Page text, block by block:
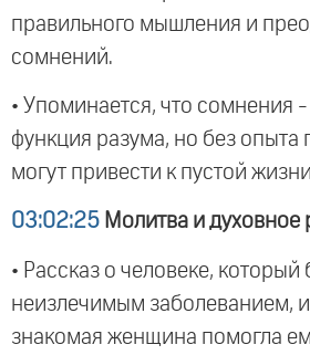
правильного мышления и
сомнений.
• Упоминается, что сомнения
функция разума, но без опыта
могут привести к пустой
03:02:25 Молитва и духовное
• Рассказ о человеке, который
неизлечимым заболеванием, и
знакомая женщина помогла